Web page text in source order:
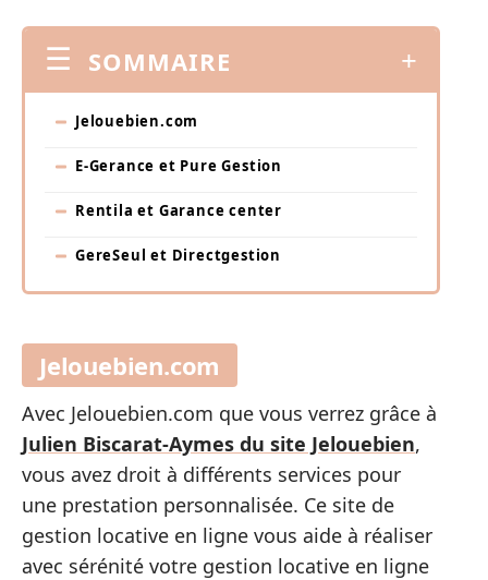
SOMMAIRE
Jelouebien.com
E-Gerance et Pure Gestion
Rentila et Garance center
GereSeul et Directgestion
Jelouebien.com
Avec Jelouebien.com que vous verrez grâce à
Julien Biscarat-Aymes du site Jelouebien,
vous avez droit à différents services pour
une prestation personnalisée. Ce site de
gestion locative en ligne vous aide à réaliser
avec sérénité votre gestion locative en ligne